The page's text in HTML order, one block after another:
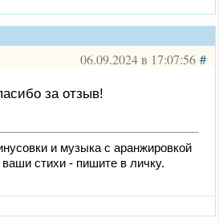
06.09.2024 в 17:07:56#
за отзыв!
и музыка с аранжировкой
ваши стихи - пишите в личку.